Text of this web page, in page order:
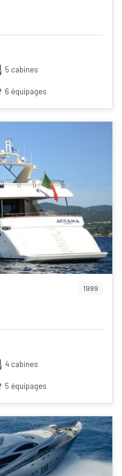
5 cabines
6 équipages
1999
4 cabines
5 équipages